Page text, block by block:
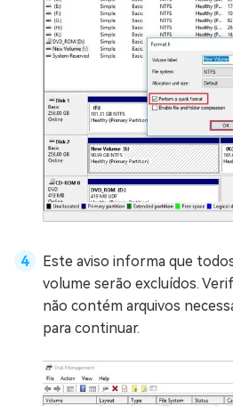
Este aviso informa que
volume serão excluídos.
não contém arquivos
para continuar.